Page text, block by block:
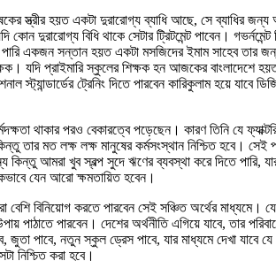
স্ত্রীর হয়ত একটা দুরারোগ্য ব্যাধি আছে, সে
দুরারোগ্য বিধি থাকে সেটার ট্রিটমেন্ট পাবেন।
একজন সন্তান হয়ত একটা মসজিদের ইমাম সাহেব তার
যদি প্রাইমারি স্কুলের শিক্ষক হন আজকের বাংলাদেশে
স্ট্যান্ডার্ডের ট্রেনিং দিতে পারবেন কারিকুলাম হয়ে
থাকার পরও বেকারত্বে পড়েছেন। কারণ তিনি যে
তার মত লক্ষ লক্ষ মানুষের কর্মসংস্থান নিশ্চিত হবে।
আমরা খুব স্বল্প সুদে ঋণের ব্যবস্থা করে দিতে পারি,
যেন আরো ক্ষমতায়িত হবেন।
বিনিয়োগ করতে পারবেন সেই সঞ্চিত অর্থের মাধ্যমে।
পাঠাতে পারবেন। দেশের অর্থনীতি এগিয়ে যাবে, তার
জুতা পাবে, নতুন স্কুল ড্রেস পাবে, যার মাধ্যমে দেখা
নিশ্চিত করা হবে।